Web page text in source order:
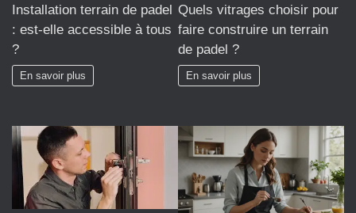
Installation terrain de padel
: est-elle accessible à tous
?
En savoir plus
Quels vitrages choisir pour
faire construire un terrain
de padel ?
En savoir plus